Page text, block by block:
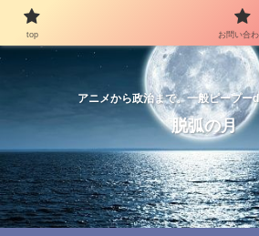
アニメから政治まで。一般ピープー
脱弧の月
top お問い合